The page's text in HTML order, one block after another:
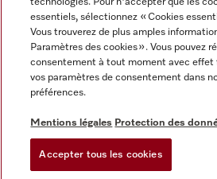
Informations légales
CGV
Conditions d’utilisation
Déclaration d'accessibilité
Digital Services Act
essentiels, sélectionnez « Cookies
Vous trouverez de plus amples
Paramètres des cookies ». Vous pouvez
consentement à tout moment avec effet
vos paramètres de consentement dans
préférences.
Mentions légales Protection des
Accepter tous les cookies